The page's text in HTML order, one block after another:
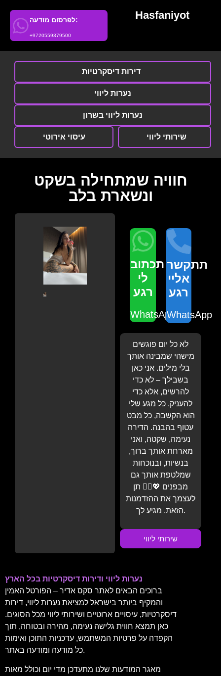
לפרסום מודעה:
+9720559379500
Hasfaniyot
דירות דיסקרטיות
נערות ליווי
נערות ליווי בשרון
עיסוי אירוטי שירותי ליווי
חוויה שמתחילה בשקט
ונשארת בלב
תכתוב
לי
רגע
WhatsApp
תתקשר
אליי
רגע
WhatsApp
לא כל יום פוגשים
מישהי שמבינה אותך
בלי מילים. אני כאן
בשבילך – לא כדי
להרשים, אלא כדי
להעניק. כל מגע שלי
הוא הקשבה, כל מבט
עטוף בהבנה. הדירה
נעימה, שקטה, ואני
מארחת אותך ברוך,
בנשיות, ובנוכחות
שמלטפת אותך גם
מבפנים 💖💆‍♂️ תן
לעצמך את ההזדמנות
הזאת. מגיע לך.
שירותי ליווי
נערות ליווי ודירות דיסקרטיות בכל הארץ
ברוכים הבאים לאתר סקס אדיר – הפורטל האמין
והמקיף ביותר בישראל למציאת נערות ליווי, דירות
דיסקרטיות, עיסויים ארוטיים ושירותי ליווי מכל הסוגים.
כאן תמצא חווית גלישה נעימה, מהירה ובטוחה, תוך
הקפדה על פרטיות המשתמש, עדכניות התוכן ואימות
כל מודעה ומודעה באתר.
מאגר המודעות שלנו מתעדכן מדי יום וכולל מאות